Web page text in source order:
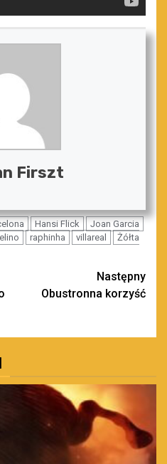
Firszt
Hansi Flick
Joan Garcia
raphinha villareal
Żółta
Następny
Obustronna korzyść